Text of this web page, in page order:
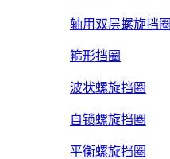
轴用双层螺旋挡圈
箍形挡圈
波状螺旋挡圈
自锁螺旋挡圈
平衡螺旋挡圈